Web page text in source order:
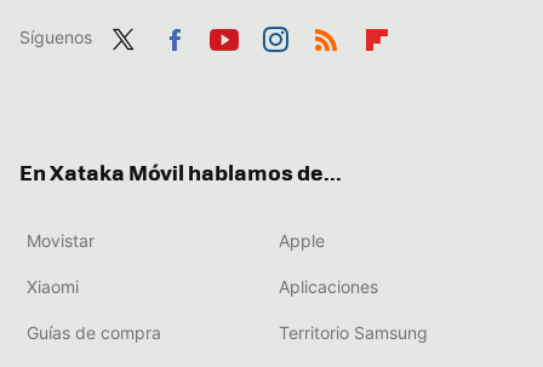
Síguenos
En Xataka Móvil hablamos de...
Movistar Apple
Xiaomi Aplicaciones
Guías de compra Territorio Samsung